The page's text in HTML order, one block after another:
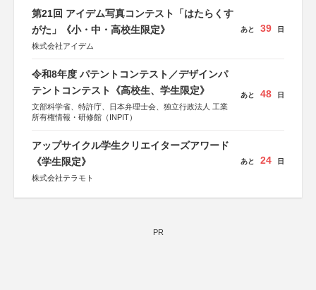
第21回 アイデム写真コンテスト「はたらくす
がた」《小・中・高校生限定》
株式会社アイデム
あと 39 日
令和8年度 パテントコンテスト／デザインパ
テントコンテスト《高校生、学生限定》
文部科学省、特許庁、日本弁理士会、独立行政法人 工業
所有権情報・研修館（INPIT）
あと 48 日
アップサイクル学生クリエイターズアワード
《学生限定》
株式会社テラモト
あと 24 日
PR